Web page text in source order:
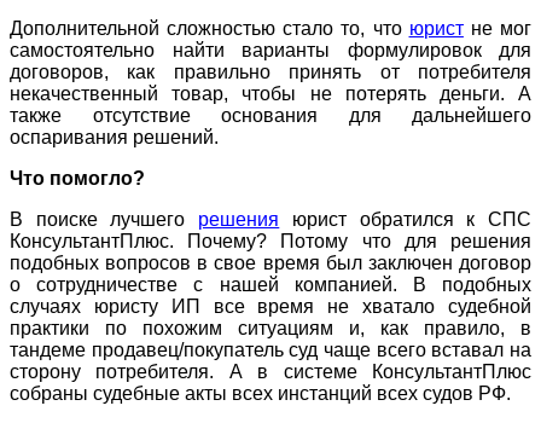
Дополнительной сложностью стало то, что юристне мог
самостоятельно найти варианты формулировок для
договоров, как правильно принять от потребителя
некачественный товар, чтобы не потерять деньги. А
также отсутствие основания для дальнейшего
оспаривания решений.
Что помогло?
В поиске лучшего решения юрист обратился к СПС
КонсультантПлюс. Почему? Потому что для решения
подобных вопросов в свое время был заключен договор
о сотрудничестве с нашей компанией. В подобных
случаях юристу ИП все время не хватало судебной
практики по похожим ситуациям и, как правило, в
тандеме продавец/покупатель суд чаще всего вставал на
сторону потребителя. А в системе КонсультантПлюс
собраны судебные акты всех инстанций всех судов РФ.